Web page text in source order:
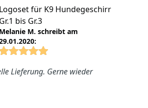
Logoset für K9 Hundegeschirr
Gr.1 bis Gr.3
Melanie M. schreibt am
Lieferung. Gerne wieder